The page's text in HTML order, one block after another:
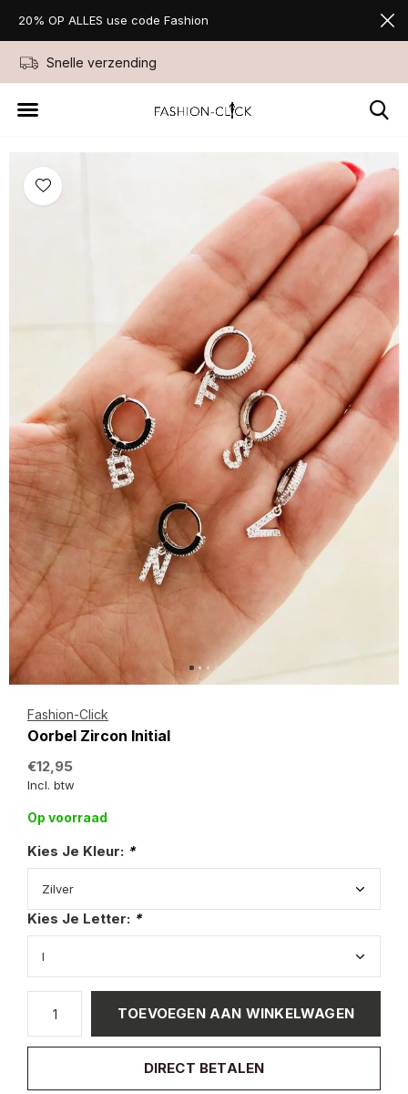
Snelle verzending
20% OP ALLES use code Fashion
Fashion-Click
Oorbel Zircon Initial
€12,95
Incl. btw
Op voorraad
Kies Je Kleur: *
Kies Je Letter: *
TOEVOEGEN AAN WINKELWAGEN
DIRECT BETALEN